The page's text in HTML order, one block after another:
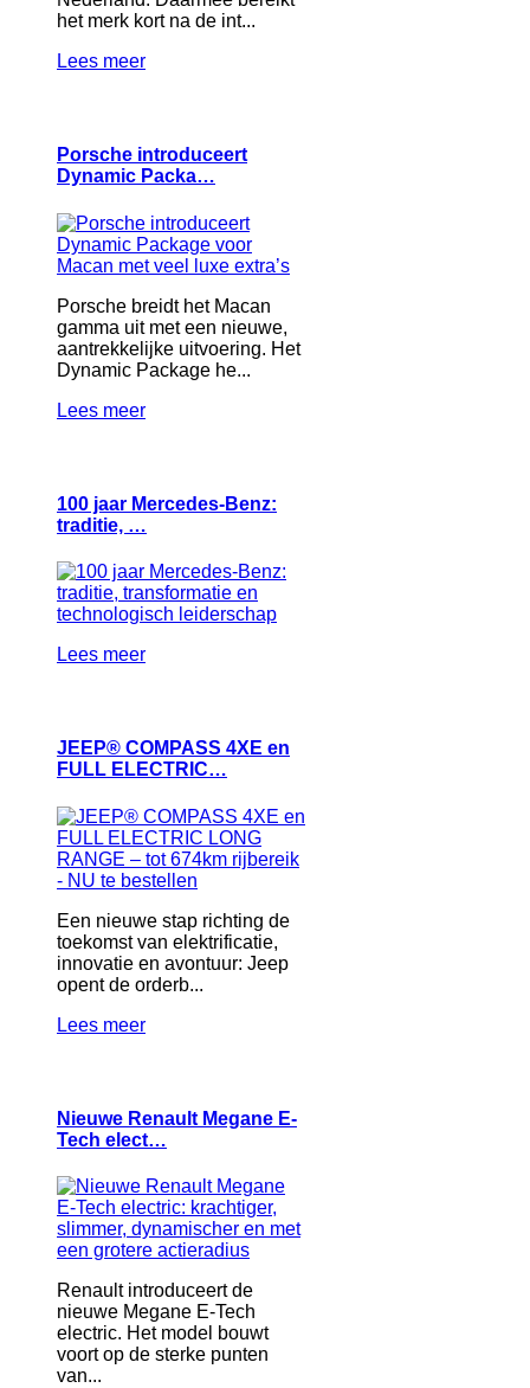
het merk kort na de int...
Lees meer
Porsche introduceert
Dynamic Packa…
Porsche breidt het Macan
gamma uit met een nieuwe,
aantrekkelijke uitvoering. Het
Dynamic Package he...
Lees meer
100 jaar Mercedes-Benz:
traditie, …
Lees meer
JEEP® COMPASS 4XE en
FULL ELECTRIC…
Een nieuwe stap richting de
toekomst van elektrificatie,
innovatie en avontuur: Jeep
opent de orderb...
Lees meer
Nieuwe Renault Megane E-
Tech elect…
Renault introduceert de
nieuwe Megane E-Tech
electric. Het model bouwt
voort op de sterke punten
van...